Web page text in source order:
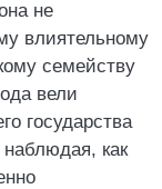
не
влиятельному
семейству
вели
государства
как